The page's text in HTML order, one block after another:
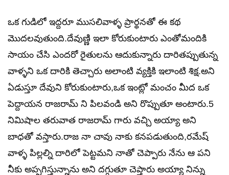
ఒక గుడిలో ఇద్దరూ ముసలివాళ్ళ ప్రార్థనతో ఈ కథ
మొదలవుతుంది.దేవుణ్ణి ఇలా కోరుకుంటారు ఎంతోమందికి
సాయం చేసి ఎందరో రైతులను ఆదుకున్నారు దారితప్పుతున్న
వాళ్ళని ఒక దారికి తెచ్చారు అలాంటి వ్యక్తికి ఇలాంటి శిక్ష.అని
ఏడుస్తూ దేవుని కోరుకుంటారు,ఒక ఇంట్లో మంచం మీద ఒక
పెద్దాయన రాజరామ్ ని పిలవండి అని రొప్పుతూ అంటారు.5
నిమిషాల తరువాత రాజరామ్ గారు వచ్చి అయ్యా అని
బాధతో వస్తారు.రాజ నా చావు నాకు కనపడుతుంది,రమేష్
వాళ్ళ పిల్లల్ని దారిలో పెట్టమని నాతో చెప్పారు నేను ఆ పని
నీకు అప్పగిస్తున్నాను అని దగ్గుతూ చెప్తారు అయ్యా నిన్ను